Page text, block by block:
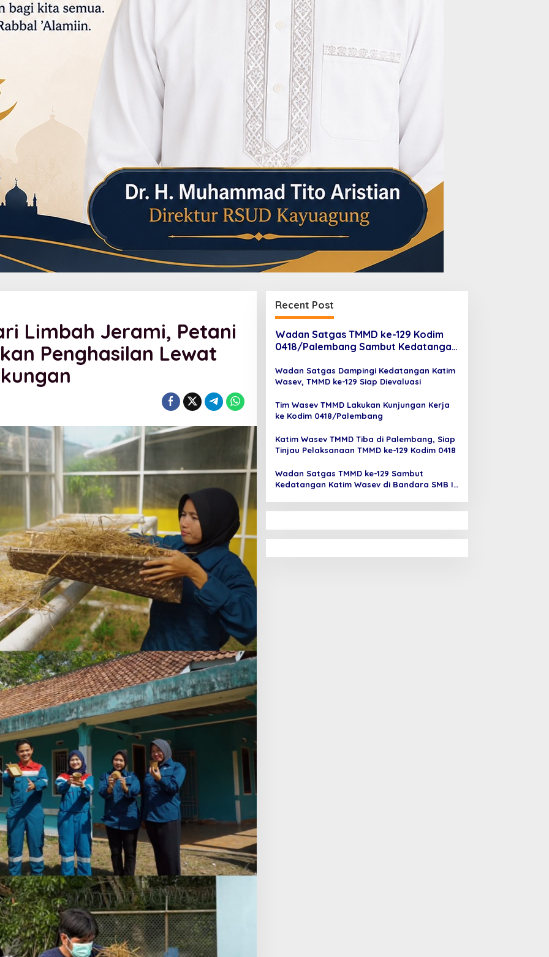
Limbah Jerami, Petani
Penghasilan Lewat
Recent Post
Wadan Satgas TMMD ke-129 Kodim
0418/Palembang Sambut Kedatangan
Wadan Satgas Dampingi Kedatangan Katim
Wasev, TMMD ke-129 Siap Dievaluasi
Tim Wasev TMMD Lakukan Kunjungan Kerja
ke Kodim 0418/Palembang
Katim Wasev TMMD Tiba di Palembang, Siap
Tinjau Pelaksanaan TMMD ke-129 Kodim 0418
Wadan Satgas TMMD ke-129 Sambut
Kedatangan Katim Wasev di Bandara SMB II